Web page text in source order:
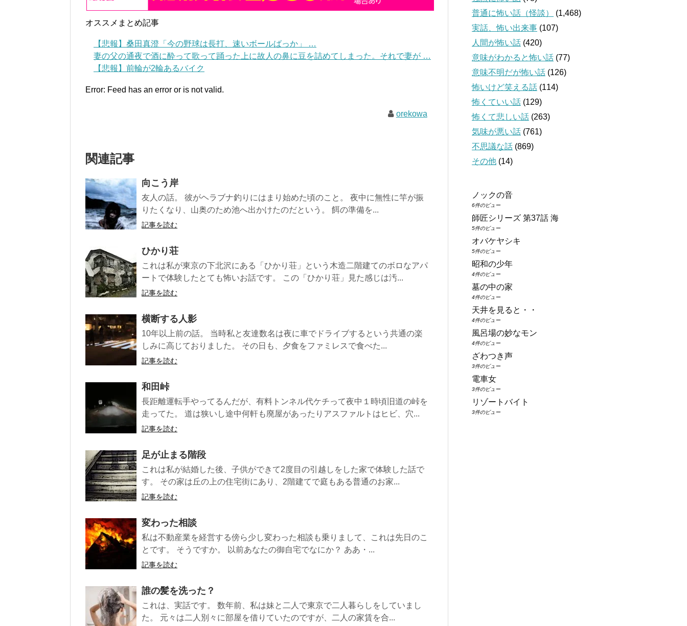
オススメまとめ記事
【悲報】桑田真澄「今の野球は長打、速いボールばっか」 …
妻の父の通夜で酒に酔って歌って踊った上に故人の鼻に豆を詰めてしまった。それで妻が …
【悲報】前輪が2輪あるバイク
Error: Feed has an error or is not valid.
orekowa
関連記事
向こう岸
友人の話。 彼がヘラブナ釣りにはまり始めた頃のこと。 夜中に無性に竿が振
りたくなり、山奥のため池へ出かけたのだという。 餌の準備を...
記事を読む
ひかり荘
これは私が東京の下北沢にある「ひかり荘」という木造二階建てのボロなアパ
ートで体験したとても怖いお話です。 この「ひかり荘」見た感じは汚...
記事を読む
横断する人影
10年以上前の話。 当時私と友達数名は夜に車でドライブするという共通の楽
しみに高じておりました。 その日も、夕食をファミレスで食べた...
記事を読む
和田峠
長距離運転手やってるんだが、有料トンネル代ケチって夜中１時頃旧道の峠を
走ってた。 道は狭いし途中何軒も廃屋があったりアスファルトはヒビ、穴...
記事を読む
足が止まる階段
これは私が結婚した後、子供ができて2度目の引越しをした家で体験した話で
す。 その家は丘の上の住宅街にあり、2階建てで庭もある普通のお家...
記事を読む
変わった相談
私は不動産業を経営する傍ら少し変わった相談も乗りまして、これは先日のこ
とです。 そうですか。 以前あなたの御自宅でなにか？ ああ・...
記事を読む
誰の髪を洗った？
これは、実話です。 数年前、私は妹と二人で東京で二人暮らしをしていまし
た。 元々は二人別々に部屋を借りていたのですが、二人の家賃を合...
普通に怖い話（怪談）
(1,468)
実話、怖い出来事 (107)
人間が怖い話 (420)
意味がわかると怖い話 (77)
意味不明だが怖い話 (126)
怖いけど笑える話 (114)
怖くていい話 (129)
怖くて悲しい話 (263)
気味が悪い話 (761)
不思議な話 (869)
その他 (14)
ノックの音
6件のビュー
師匠シリーズ 第37話 海
5件のビュー
オバケヤシキ
5件のビュー
昭和の少年
4件のビュー
墓の中の家
4件のビュー
天井を見ると・・
4件のビュー
風呂場の妙なモン
4件のビュー
ざわつき声
3件のビュー
電車女
3件のビュー
リゾートバイト
3件のビュー